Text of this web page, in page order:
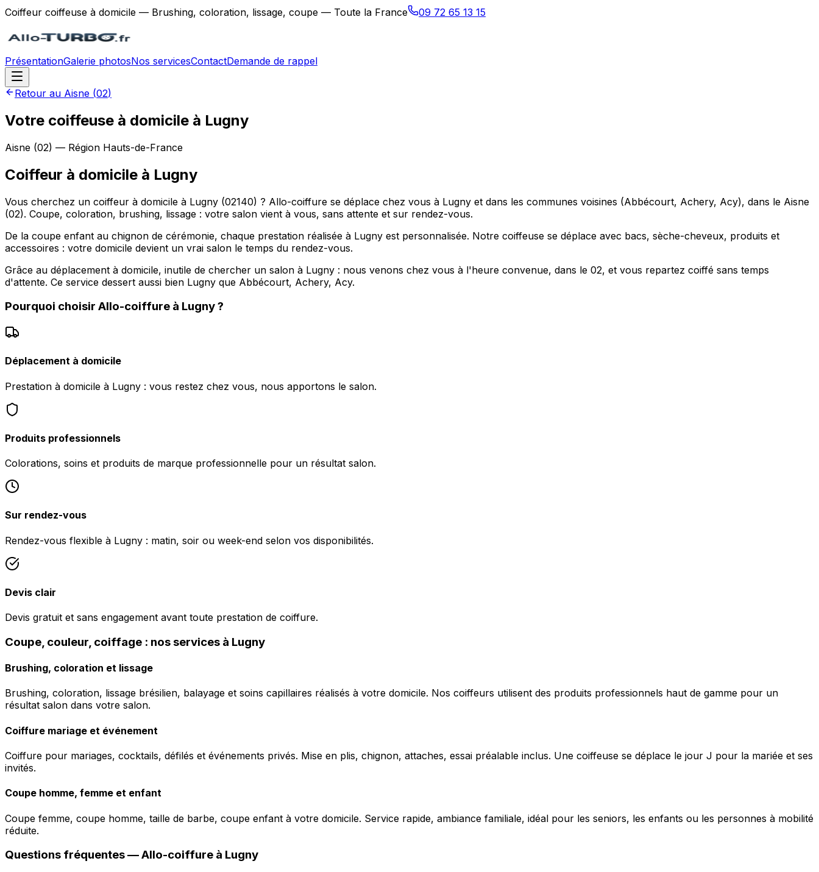
Coiffeur coiffeuse à domicile — Brushing, coloration, lissage, coupe — Toute la France 09 72 65 13 15
PrésentationGalerie photosNos servicesContactDemande de rappel
Retour au Aisne (02)
Votre coiffeuse à domicile à Lugny
Aisne (02) — Région Hauts-de-France
Coiffeur à domicile à Lugny
Vous cherchez un coiffeur à domicile à Lugny (02140) ? Allo-coiffure se déplace chez vous à Lugny et dans les communes voisines (Abbécourt, Achery, Acy), dans le Aisne
(02). Coupe, coloration, brushing, lissage : votre salon vient à vous, sans attente et sur rendez-vous.
De la coupe enfant au chignon de cérémonie, chaque prestation réalisée à Lugny est personnalisée. Notre coiffeuse se déplace avec bacs, sèche-cheveux, produits et
accessoires : votre domicile devient un vrai salon le temps du rendez-vous.
Grâce au déplacement à domicile, inutile de chercher un salon à Lugny : nous venons chez vous à l'heure convenue, dans le 02, et vous repartez coiffé sans temps
d'attente. Ce service dessert aussi bien Lugny que Abbécourt, Achery, Acy.
Pourquoi choisir Allo-coiffure à Lugny?
Déplacement à domicile
Prestation à domicile à Lugny : vous restez chez vous, nous apportons le salon.
Produits professionnels
Colorations, soins et produits de marque professionnelle pour un résultat salon.
Sur rendez-vous
Rendez-vous flexible à Lugny : matin, soir ou week-end selon vos disponibilités.
Devis clair
Devis gratuit et sans engagement avant toute prestation de coiffure.
Coupe, couleur, coiffage : nos services à Lugny
Brushing, coloration et lissage
Brushing, coloration, lissage brésilien, balayage et soins capillaires réalisés à votre domicile. Nos coiffeurs utilisent des produits professionnels haut de gamme pour un
résultat salon dans votre salon.
Coiffure mariage et événement
Coiffure pour mariages, cocktails, défilés et événements privés. Mise en plis, chignon, attaches, essai préalable inclus. Une coiffeuse se déplace le jour J pour la mariée et ses
invités.
Coupe homme, femme et enfant
Coupe femme, coupe homme, taille de barbe, coupe enfant à votre domicile. Service rapide, ambiance familiale, idéal pour les seniors, les enfants ou les personnes à mobilité
réduite.
Questions fréquentes —Allo-coiffure à Lugny